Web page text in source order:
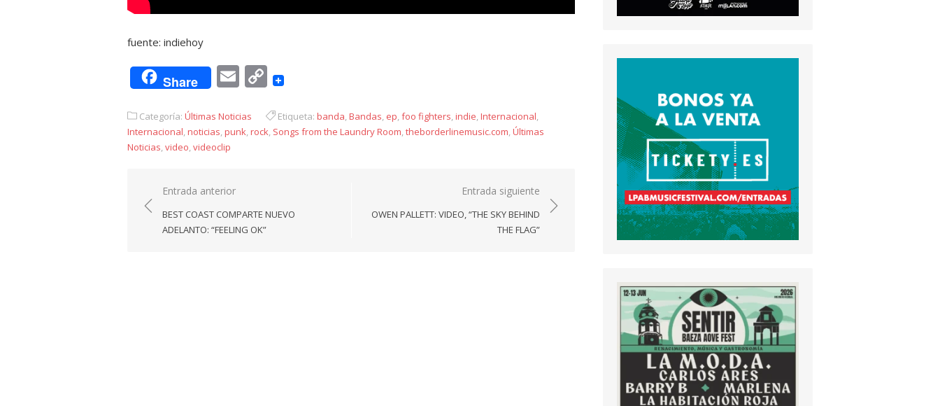
fuente: indiehoy
Share EmailCopy
Categoría: Últimas Noticias Etiqueta: banda,Bandas, ep,foo fighters,indie,Internacional,
Internacional,noticias,punk,rock, Songs from the Laundry Room,theborderlinemusic.com,Últimas
Noticias,video,videoclip
Navegación
de
entradas
Entrada anterior
BEST COAST COMPARTE NUEVO
ADELANTO: “FEELING OK”
Entrada siguiente
OWEN PALLETT: VIDEO, “THE SKY BEHIND
THE FLAG”